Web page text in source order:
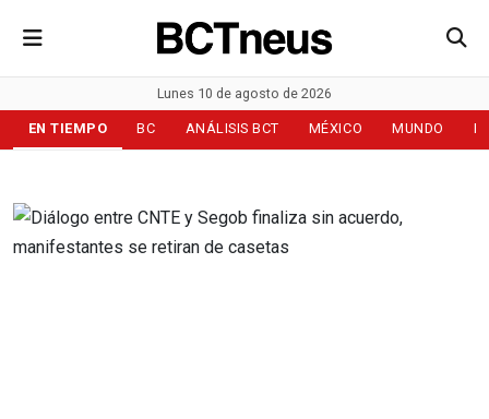
Lunes 10 de agosto de 2026
EN TIEMPO BC ANÁLISIS BCT MÉXICO MUNDO